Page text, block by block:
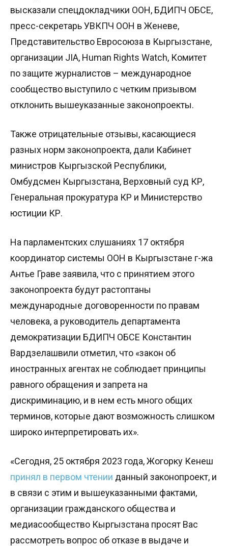
высказали спецдокладчики ООН, БДИПЧ ОБСЕ,
пресс-секретарь УВКПЧ ООН в Женеве,
Представительство Евросоюза в Кыргызстане,
организации JIA, Human Rights Watch, Комитет
по защите журналистов – международное
сообщество выступило с четким призывом
отклонить вышеуказанные законопроекты.
Также отрицательные отзывы, касающиеся
разных норм законопроекта, дали Кабинет
министров Кыргызской Республики,
Омбудсмен Кыргызстана, Верховный суд КР,
Генеральная прокуратура КР и Министерство
юстиции КР.
На парламентских слушаниях 17 октября
координатор системы ООН в Кыргызстане г-жа
Антье Граве заявила, что с принятием этого
законопроекта будут растоптаны
международные договоренности по правам
человека, а руководитель департамента
демократизации БДИПЧ ОБСЕ Константин
Вардзелашвили отметил, что «закон об
иностранных агентах не соблюдает принципы
равного обращения и запрета на
дискриминацию, и в нем есть много общих
терминов, которые дают возможность слишком
широко интерпретировать их».
«Сегодня, 25 октября 2023 года, Жогорку Кенеш
принял в первом чтении данный законопроект, и
в связи с этим и вышеуказанными фактами,
организации гражданского общества и
медиасообщество Кыргызстана просят Вас
рассмотреть вопрос об отказе в выдаче и